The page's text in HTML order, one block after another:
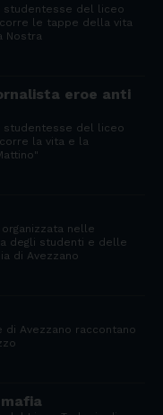
del liceo
le tappe della vita
Nostra
eroe anti
del liceo
la vita e la
nelle
degli studenti e delle
di Avezzano
Avezzano raccontano